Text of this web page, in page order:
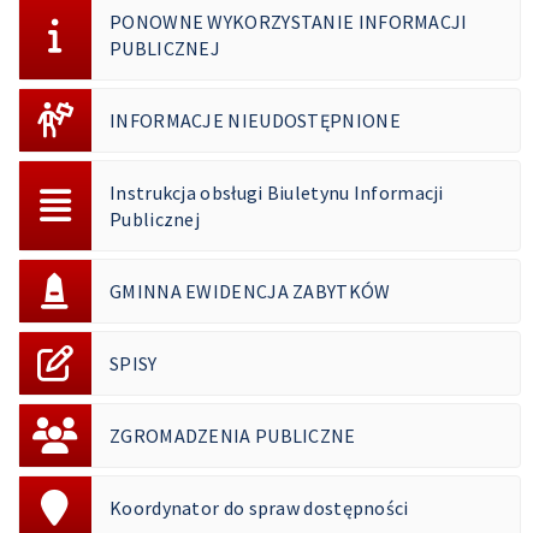
PONOWNE WYKORZYSTANIE INFORMACJI
PUBLICZNEJ
INFORMACJE NIEUDOSTĘPNIONE
Instrukcja obsługi Biuletynu Informacji
Publicznej
GMINNA EWIDENCJA ZABYTKÓW
SPISY
ZGROMADZENIA PUBLICZNE
Koordynator do spraw dostępności